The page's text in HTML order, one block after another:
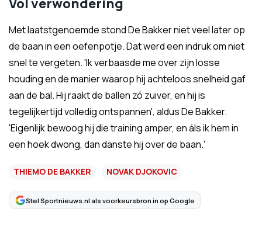
Vol verwondering
Met laatstgenoemde stond De Bakker niet veel later op
de baan in een oefenpotje. Dat werd een indruk om niet
snel te vergeten. 'Ik verbaasde me over zijn losse
houding en de manier waarop hij achteloos snelheid gaf
aan de bal. Hij raakt de ballen zó zuiver, en hij is
tegelijkertijd volledig ontspannen', aldus De Bakker.
'Eigenlijk bewoog hij die training amper, en áls ik hem in
een hoek dwong, dan danste hij over de baan.'
THIEMO DE BAKKER NOVAK DJOKOVIC
Stel Sportnieuws.nl als voorkeursbron in op Google